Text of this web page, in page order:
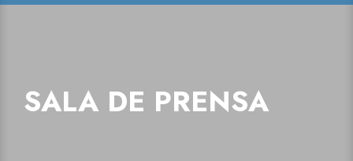
SALA DE PRENSA